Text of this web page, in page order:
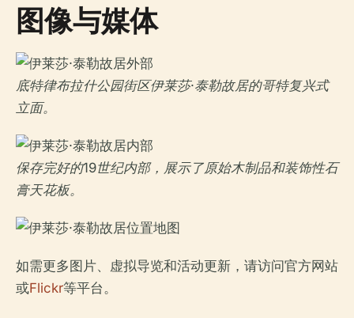
图像与媒体
底特律布拉什公园街区伊莱莎·泰勒故居的哥特复兴式
立面。
保存完好的19世纪内部，展示了原始木制品和装饰性石
膏天花板。
如需更多图片、虚拟导览和活动更新，请访问官方网站
或Flickr等平台。